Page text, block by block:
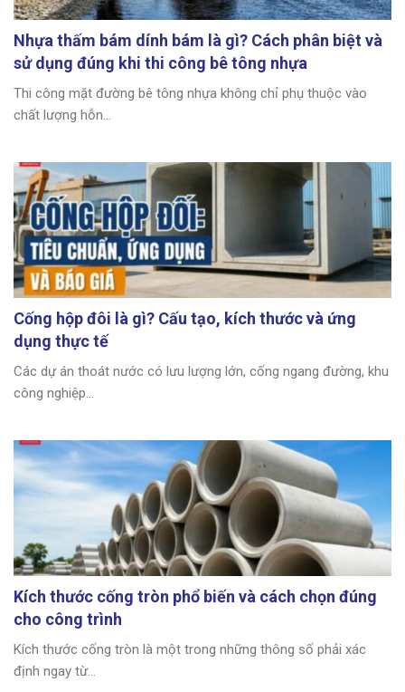
Nhựa thấm bám dính bám là gì? Cách phân biệt và
sử dụng đúng khi thi công bê tông nhựa
Thi công mặt đường bê tông nhựa không chỉ phụ thuộc vào
chất lượng hỗn...
Cống hộp đôi là gì? Cấu tạo, kích thước và ứng
dụng thực tế
Các dự án thoát nước có lưu lượng lớn, cống ngang đường, khu
công nghiệp...
Kích thước cống tròn phổ biến và cách chọn đúng
cho công trình
Kích thước cống tròn là một trong những thông số phải xác
định ngay từ...